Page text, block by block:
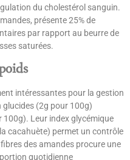
du cholestérol sanguin.
présente 25% de
par rapport au beurre de
saturées.
intéressantes pour la gestion
glucides (2g pour 100g)
Leur index glycémique
cacahuète) permet un contrôle
des amandes procure une
quotidienne